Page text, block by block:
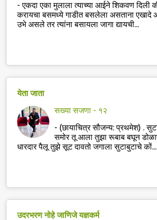
-एकदा एका मुलाला त्याच्या आईने शिकवण दिली
करायचा बसमध्ये गाडीत बसलेला असताना एखादे
उभे असले तर त्यांना बसायला जागा द्यायची...
येता जाता
सख्या सजणा - १२
- (छायाचित्र सौजन्य: प्रथमेश) .
समोर तू आला तुझा रूबाब बघून
धारदार पैलू तुझे सूट दावतो जगाला सुटाबुटाचे कों...
उदरभरण नोहे जाणिजे यज्ञकर्म